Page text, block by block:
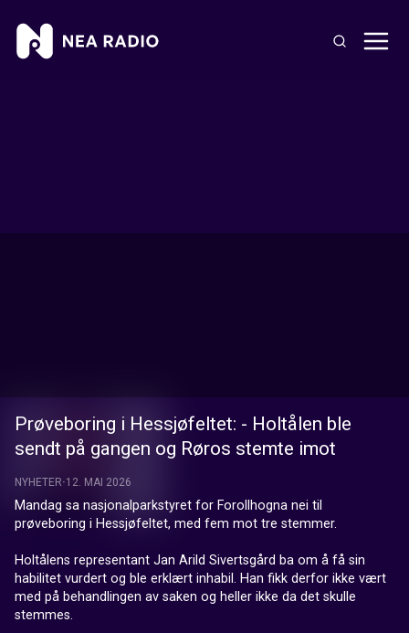
Prøveboring i Hessjøfeltet: - Holtålen ble
sendt på gangen og Røros stemte imot
NYHETER 12. MAI 2026
Mandag sa nasjonalparkstyret for Forollhogna nei til
prøveboring i Hessjøfeltet, med fem mot tre stemmer.
Holtålens representant Jan Arild Sivertsgård ba om å få sin
habilitet vurdert og ble erklært inhabil. Han fikk derfor ikke vært
med på behandlingen av saken og heller ikke da det skulle
stemmes.